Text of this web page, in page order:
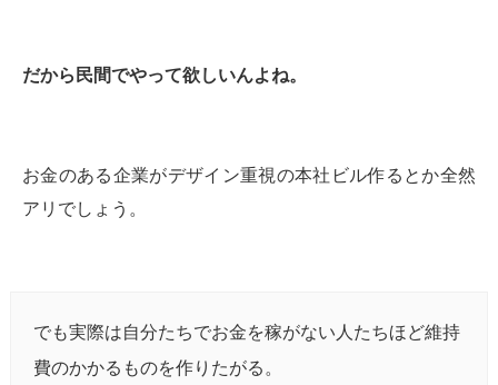
だから民間でやって欲しいんよね。
お金のある企業がデザイン重視の本社ビル作るとか全然
アリでしょう。
でも実際は自分たちでお金を稼がない人たちほど維持
費のかかるものを作りたがる。